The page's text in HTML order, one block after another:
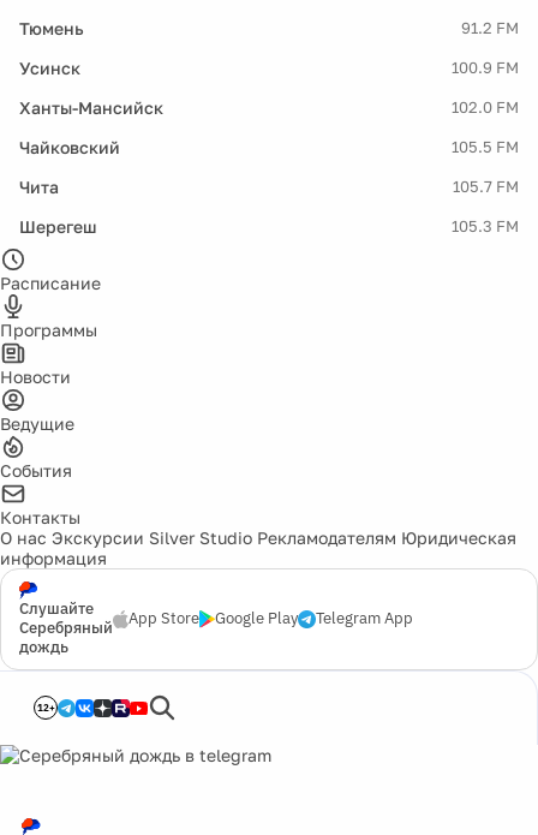
Тюмень 91.2 FM
Усинск 100.9 FM
Ханты-Мансийск 102.0 FM
Чайковский 105.5 FM
Чита 105.7 FM
Шерегеш 105.3 FM
Расписание
Программы
Новости
Ведущие
События
Контакты
О нас Экскурсии Silver Studio Рекламодателям Юридическая
информация
Слушайте
Серебряный
дождь
App Store Google Play Telegram App
12+